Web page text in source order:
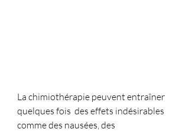
La chimiothérapie peuvent entraîner
quelques fois  des effets indésirables
comme des nausées, des